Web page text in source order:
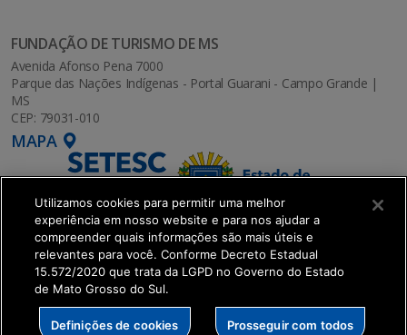
FUNDAÇÃO DE TURISMO DE MS
Avenida Afonso Pena 7000
Parque das Nações Indígenas - Portal Guarani - Campo Grande |
MS
CEP: 79031-010
MAPA
SETDIG | Secretaria-Executiva de Transformação
Digital
Utilizamos cookies para permitir uma melhor
experiência em nosso website e para nos ajudar a
compreender quais informações são mais úteis e
relevantes para você. Conforme Decreto Estadual
15.572/2020 que trata da LGPD no Governo do Estado
de Mato Grosso do Sul.
Definições de cookies Prosseguir com todos